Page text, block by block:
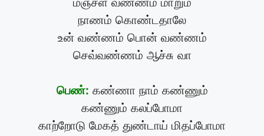
நாணம் கொண்டதாலே
உன் வண்ணம் பொன் வண்ணம்
செவ்வண்ணம் ஆச்சு வா
பெண்: கண்ணா நாம் கண்ணும்
கண்ணும் கலப்போமா
காற்றோடு மேகத் துண்டாய் மிதப்போமா